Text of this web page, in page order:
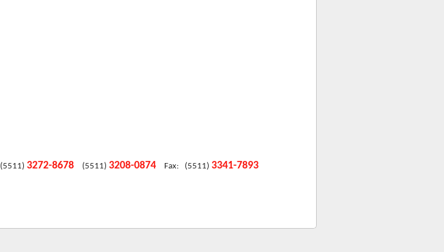
(5511) 3272-8678 (5511) 3208-0874 Fax: (5511) 3341-7893